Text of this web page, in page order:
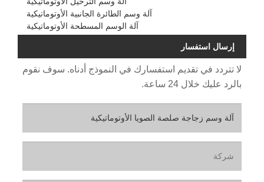
آلة وسم الطائرة الجانبية الأوتوماتيكية
آلة الوسم المسطحة الأوتوماتيكية
إرسال استفسار
لا تتردد في تقديم استفسارك في النموذج أدناه. سوف نقوم
بالرد عليك خلال 24 ساعة.